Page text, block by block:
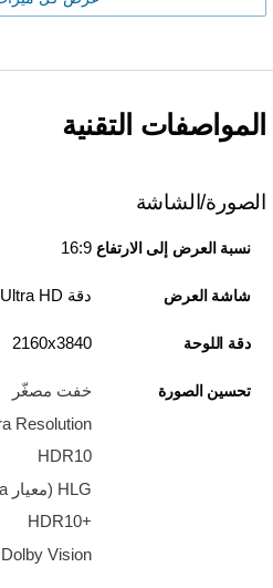
المواصفات التقنية
الصورة/الشاشة
نسبة العرض إلى الارتفاع 16:9
شاشة العرض دقة 4K Ultra HD مع إضاءة LED
دقة اللوحة 3840‏x‏2160
تحسين الصورة
خفت مصغّر
Resolution
HDR10
HLG (معيار Hybrid Log Gamma)
HDR10+‎
Dolby Vision